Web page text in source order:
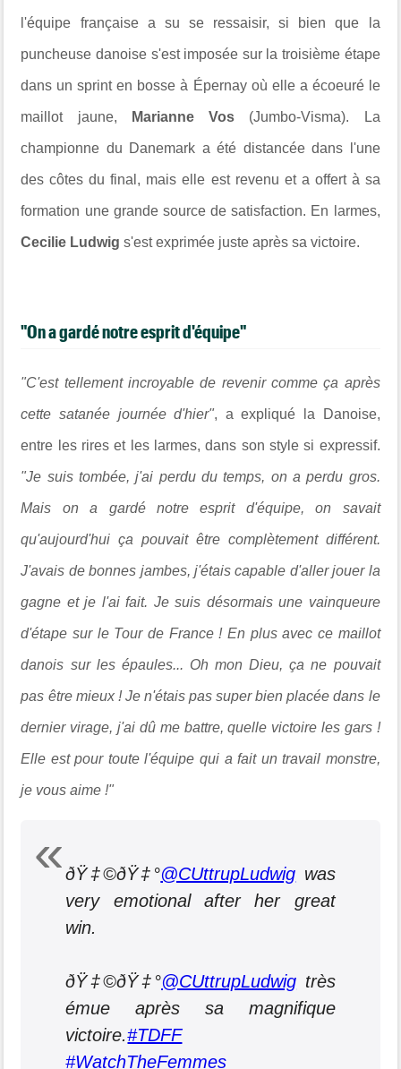
l'équipe française a su se ressaisir, si bien que la
puncheuse danoise s'est imposée sur la troisième étape
dans un sprint en bosse à Épernay où elle a écoeuré le
maillot jaune, Marianne Vos (Jumbo-Visma). La
championne du Danemark a été distancée dans l'une
des côtes du final, mais elle est revenu et a offert à sa
formation une grande source de satisfaction. En larmes,
Cecilie Ludwig s'est exprimée juste après sa victoire.
"On a gardé notre esprit d'équipe"
"C'est tellement incroyable de revenir comme ça après
cette satanée journée d'hier", a expliqué la Danoise,
entre les rires et les larmes, dans son style si expressif.
"Je suis tombée, j'ai perdu du temps, on a perdu gros.
Mais on a gardé notre esprit d'équipe, on savait
qu'aujourd'hui ça pouvait être complètement différent.
J'avais de bonnes jambes, j'étais capable d'aller jouer la
gagne et je l'ai fait. Je suis désormais une vainqueure
d'étape sur le Tour de France ! En plus avec ce maillot
danois sur les épaules... Oh mon Dieu, ça ne pouvait
pas être mieux ! Je n'étais pas super bien placée dans le
dernier virage, j'ai dû me battre, quelle victoire les gars !
Elle est pour toute l'équipe qui a fait un travail monstre,
je vous aime !"
ðŸ‡©ðŸ‡°@CUttrupLudwig was
very emotional after her great
win.
ðŸ‡©ðŸ‡°@CUttrupLudwig très
émue après sa magnifique
victoire.#TDFF
#WatchTheFemmes